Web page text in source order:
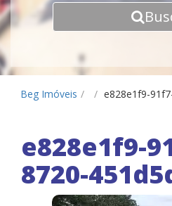
Beg Imóveis / / e828e1f9-
e828e1f9-
8720-